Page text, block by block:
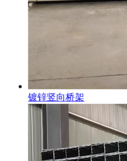
镀锌竖向桥架